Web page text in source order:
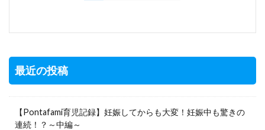
最近の投稿
【Pontafami育児記録】妊娠してからも大変！妊娠中も驚きの
連続！？～中編～